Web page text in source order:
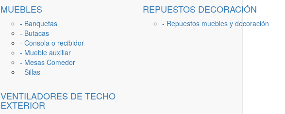
MUEBLES
- Banquetas
- Butacas
- Consola o recibidor
- Mueble auxiliar
- Mesas Comedor
- Sillas
REPUESTOS DECORACIÓN
- Repuestos muebles y decoración
VENTILADORES DE TECHO
EXTERIOR